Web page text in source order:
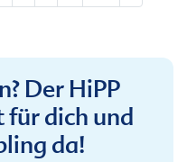
Der HiPP
für dich und
da!